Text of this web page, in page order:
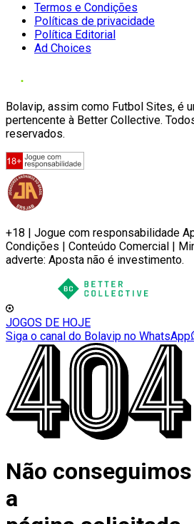
Termos e Condições
Políticas de privacidade
Política Editorial
Ad Choices
Bolavip, assim como Futbol Sites, é
pertencente à Better Collective.
reservados.
+18 | Jogue com responsabilidade
Condições | Conteúdo Comercial |
adverte: Aposta não é investimento.
JOGOS DE HOJE
Siga o canal do Bolavip no WhatsApp
Não
a